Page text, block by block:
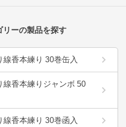
リーの製品を探す
線香本練り 30巻缶入
線香本練りジャンボ 50
線香本練り 30巻函入